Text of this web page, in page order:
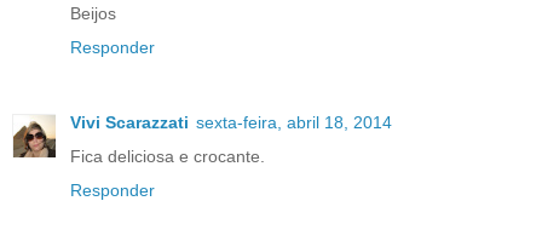
Beijos
Responder
Vivi Scarazzati sexta-feira, abril 18, 2014
Fica deliciosa e crocante.
Responder